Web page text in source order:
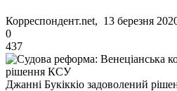
Корреспондент.net, 13 березня
0
437
Джанні Букіккіо задоволений